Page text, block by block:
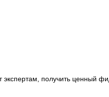
экспертам, получить ценный